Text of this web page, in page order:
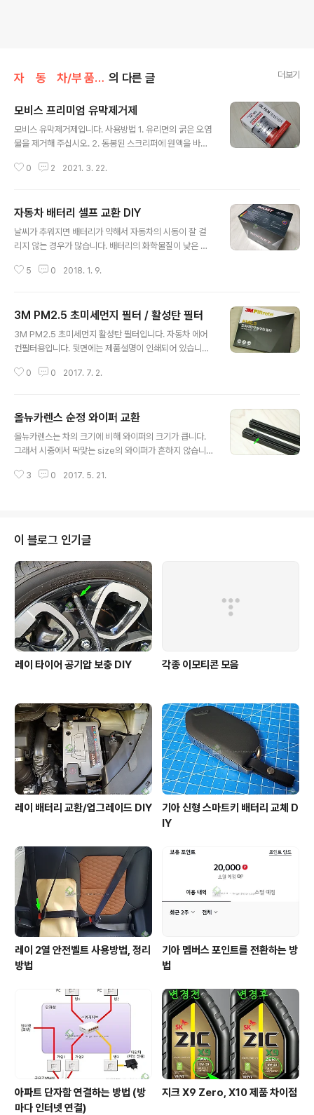
자 동 차/부 품 리 뷰 의 다른 글 더보기
모비스 프리미엄 유막제거제
모비스 유막제거제입니다. 사용방법 1. 유리면의 굵은 오염
물을 제거해 주십시오. 2. 동봉된 스크리퍼에 원액을 바르
러서 유막을 제거합니다. 4. 문지르는 동안 원액이 마르면
시오. 내용물이 눈이나 피부에 접촉되지 않도록 하시오. 어
린이의 손이 닿지 않도록 하시오. 흡입할 가능성이 있으니
사람이나 동물, 공기중에 분사하지 마시오. 사용대상이 뜨
시오. 사용하지 않을 경우 상단 캡을 닫고 반드시 세워서 보
0 2 2021. 3. 22.
자동차 배터리 셀프 교환 DIY
날씨가 추워지면 배터리가 약해서 자동차의 시동이 잘 걸
리지 않는 경우가 많습니다. 배터리의 화학물질이 낮은 온
이렇게 몇번 방전되고나면 배터리 수명이 급격히 하락하여
은 온라인 최저가로 사서 셀프 교환하는것이 가장 저렴합
니다. 본인 자동차에 맞는 배터리를 찾아서 온라인으로 주
문하면 됩니다. 공구가 없다면 공구도 빌려주니 구매 옵션
배터리를 골랐습니다. 로케트 배터리에서는 AGM 시리즈
5 0 2018. 1. 9.
3M PM2.5 초미세먼지 필터 / 활성탄 필터
3M PM2.5 초미세먼지 활성탄 필터입니다. 자동차 에어
컨필터용입니다. 뒷면에는 제품설명이 인쇄되어 있습니다.
긴 고효율 필터 원사와 특수 집진처리 기술로 미세먼지보
등 배기가스의 주요 성분을 정화하여 깨끗한 차량 내부 공
기를 유지시켜 줍니다. 초미세먼지(PM2.5)란? 미세먼지
보다 작은 지름 2.5um이하 물질로 발암 물질이 포함된 유
라도 기도에서 걸러지지 못하고 폐포까지 힘투해 호흡기
0 0 2017. 7. 2.
올뉴카렌스 순정 와이퍼 교환
올뉴카렌스는 차의 크기에 비해 와이퍼의 크기가 큽니다.
그래서 시중에서 딱맞는 size의 와이퍼가 흔하지 않습니
필형태로 고무만 교환이 가능하기때문에 순정부품으로 저
의 돌기 부분을 꼭 확인하시기 바랍니다. 차량에 장착되어
있는 와이퍼입니다. 차량의 바깥쪽에 위치한 돌기부분을
확인합니다. 이부분을 잡아당겨서 빼야합니다. 끝부분을
잡고 힘주어 당기면 고무날이 빠집니다. 얇은 철판이 2개
들어있습니다. 중요합니다. 기존의 와이퍼에 있던것을 빼
서 새 고무날에 끼워넣어주어야합니다. 혹시 홈이 ..
3 0 2017. 5. 21.
이 블로그 인기글
레이 타이어 공기압 보충 DIY 각종 이모티콘 모음
레이 배터리 교환/업그레이드 DIY
기아 신형 스마트키 배터리 교체 D
IY
레이 2열 안전벨트 사용방법, 정리
방법
기아 멤버스 포인트를 전환하는 방
법
아파트 단자함 연결하는 방법 (방
마다 인터넷 연결)
지크 X9 Zero, X10 제품 차이점